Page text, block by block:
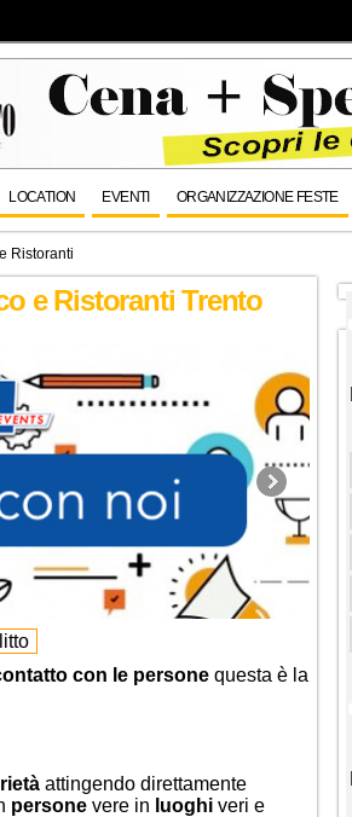
LOCATION EVENTI ORGANIZZAZIONE FESTE
Ristoranti
e Ristoranti Trento
con le persone questa è la
attingendo direttamente
persone vere in luoghi veri e